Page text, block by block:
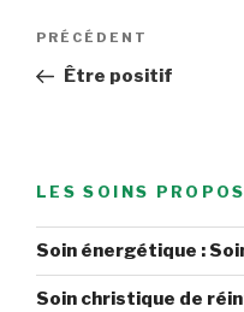
Navigation
l’article
Article
précédent
PRÉCÉDENT
Être positif
LES SOINS
Soin énergétique :
Soin christique de